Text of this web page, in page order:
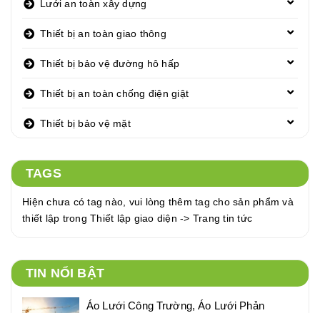
Lưới an toàn xây dựng
Thiết bị an toàn giao thông
Thiết bị bảo vệ đường hô hấp
Thiết bị an toàn chống điện giật
Thiết bị bảo vệ mặt
TAGS
Hiện chưa có tag nào, vui lòng thêm tag cho sản phẩm và
thiết lập trong Thiết lập giao diện -> Trang tin tức
TIN NỔI BẬT
Áo Lưới Công Trường, Áo Lưới Phản